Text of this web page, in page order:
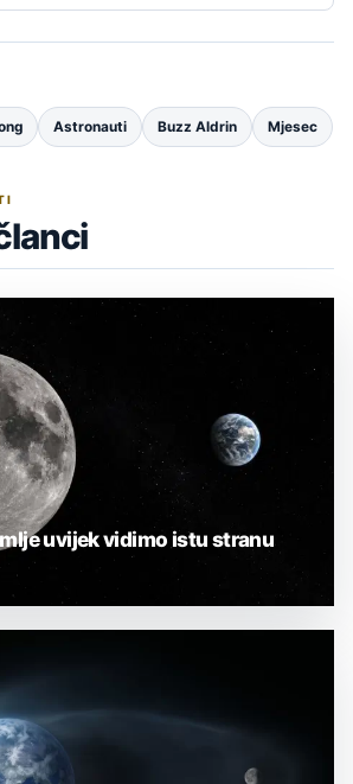
Astronauti Buzz Aldrin Mjesec
uvijek vidimo istu stranu